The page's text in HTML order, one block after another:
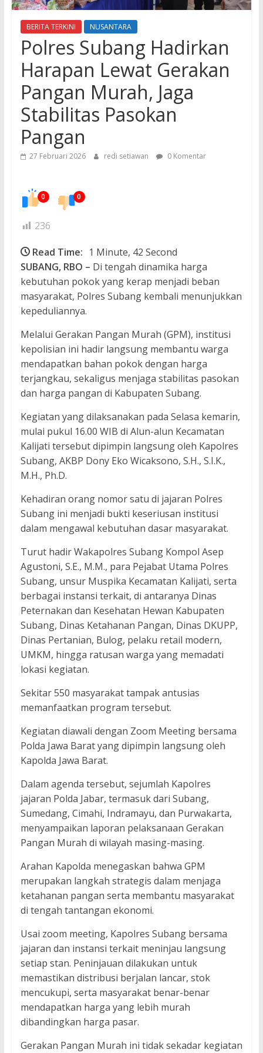
BERITA TERKINI NUSANTARA
Polres Subang Hadirkan
Harapan Lewat Gerakan
Pangan Murah, Jaga
Stabilitas Pasokan
Pangan
27 Februari 2026 redi setiawan 0 Komentar
0 0
236
Read Time: 1 Minute, 42 Second
SUBANG, RBO – Di tengah dinamika harga
kebutuhan pokok yang kerap menjadi beban
masyarakat, Polres Subang kembali menunjukkan
kepeduliannya.
Melalui Gerakan Pangan Murah (GPM), institusi
kepolisian ini hadir langsung membantu warga
mendapatkan bahan pokok dengan harga
terjangkau, sekaligus menjaga stabilitas pasokan
dan harga pangan di Kabupaten Subang.
Kegiatan yang dilaksanakan pada Selasa kemarin,
mulai pukul 16.00 WIB di Alun-alun Kecamatan
Kalijati tersebut dipimpin langsung oleh Kapolres
Subang, AKBP Dony Eko Wicaksono, S.H., S.I.K.,
M.H., Ph.D.
Kehadiran orang nomor satu di jajaran Polres
Subang ini menjadi bukti keseriusan institusi
dalam mengawal kebutuhan dasar masyarakat.
Turut hadir Wakapolres Subang Kompol Asep
Agustoni, S.E., M.M., para Pejabat Utama Polres
Subang, unsur Muspika Kecamatan Kalijati, serta
berbagai instansi terkait, di antaranya Dinas
Peternakan dan Kesehatan Hewan Kabupaten
Subang, Dinas Ketahanan Pangan, Dinas DKUPP,
Dinas Pertanian, Bulog, pelaku retail modern,
UMKM, hingga ratusan warga yang memadati
lokasi kegiatan.
Sekitar 550 masyarakat tampak antusias
memanfaatkan program tersebut.
Kegiatan diawali dengan Zoom Meeting bersama
Polda Jawa Barat yang dipimpin langsung oleh
Kapolda Jawa Barat.
Dalam agenda tersebut, sejumlah Kapolres
jajaran Polda Jabar, termasuk dari Subang,
Sumedang, Cimahi, Indramayu, dan Purwakarta,
menyampaikan laporan pelaksanaan Gerakan
Pangan Murah di wilayah masing-masing.
Arahan Kapolda menegaskan bahwa GPM
merupakan langkah strategis dalam menjaga
ketahanan pangan serta membantu masyarakat
di tengah tantangan ekonomi.
Usai zoom meeting, Kapolres Subang bersama
jajaran dan instansi terkait meninjau langsung
setiap stan. Peninjauan dilakukan untuk
memastikan distribusi berjalan lancar, stok
mencukupi, serta masyarakat benar-benar
mendapatkan harga yang lebih murah
dibandingkan harga pasar.
Gerakan Pangan Murah ini tidak sekadar kegiatan